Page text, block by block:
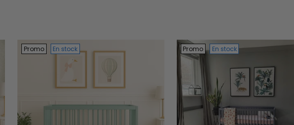
Promo En stock Promo En stock